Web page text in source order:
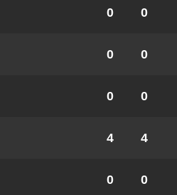
0 0
0 0
0 0
4 4
0 0